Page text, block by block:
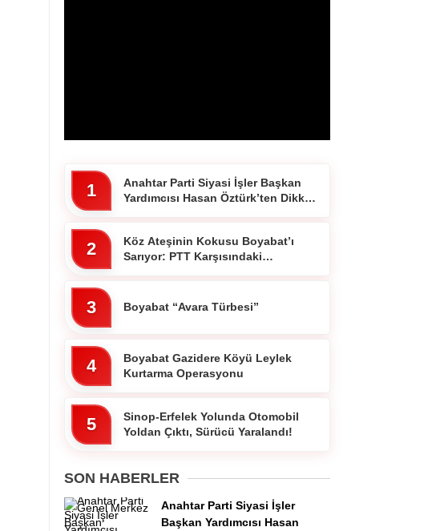
1
Anahtar Parti Siyasi İşler Başkan
Yardımcısı Hasan Öztürk’ten Dikkat
2
Köz Ateşinin Kokusu Boyabat’ı
Sarıyor: PTT Karşısındaki
3 Boyabat “Avara Türbesi”
4
Boyabat Gazidere Köyü Leylek
Kurtarma Operasyonu
5
Sinop-Erfelek Yolunda Otomobil
Yoldan Çıktı, Sürücü Yaralandı!
SON HABERLER
Anahtar Parti Siyasi İşler
Başkan Yardımcısı Hasan